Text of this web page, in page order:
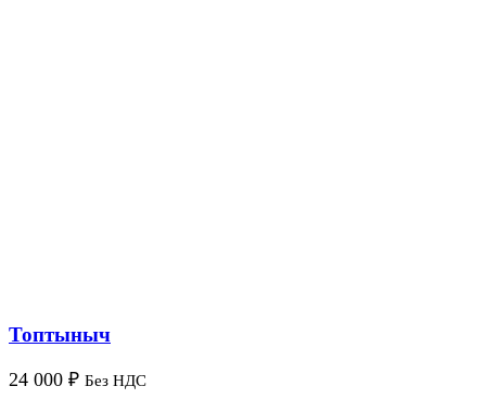
Топтыныч
24 000 ₽ Без НДС